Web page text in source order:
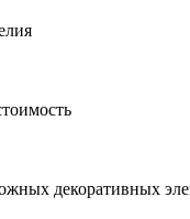
декоративных